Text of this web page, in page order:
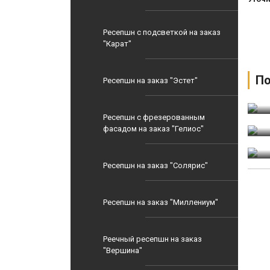
Ресепшн с подсветкой на заказ
"Карат"
Ресепшн на заказ "Эстет"
Ресепшн с фрезерованным
фасадом на заказ "Гелиос"
Ресепшн на заказ "Солярис"
Ресепшн на заказ "Миллениум"
Реечный ресепшн на заказ
"Вершина"